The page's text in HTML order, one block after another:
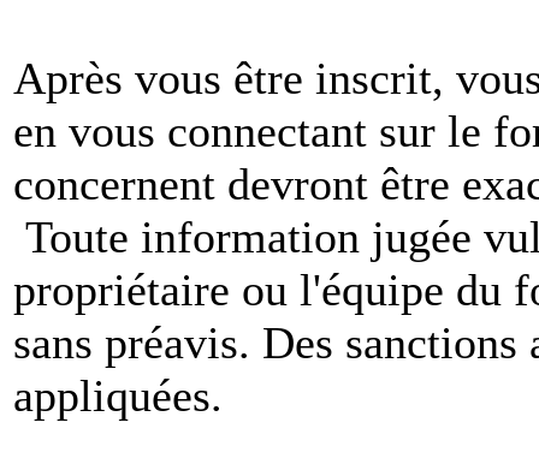
Après vous être inscrit,
en vous connectant sur le
concernent devront être
Toute information jugée
propriétaire ou l'équipe du
sans préavis. Des
appliquées.